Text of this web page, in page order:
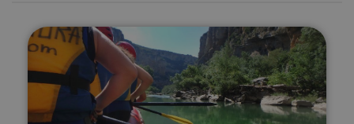
Raft down the Irati River